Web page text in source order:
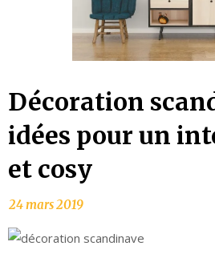
Décoration
idées pour un
et cosy